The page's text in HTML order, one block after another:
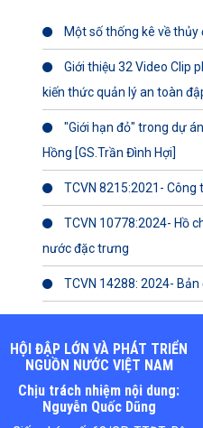
Một số thống kê về
Giới thiệu 32 Video Clip
kiến thức quản lý an toàn
"Giới hạn đỏ" trong dự
Hồng [GS.Trần Đình Hợi]
TCVN 8215:2021-
TCVN 10778:2024- Hồ
nước đặc trưng
TCVN 14288: 2024-
HỘI ĐẬP LỚN VÀ PHÁT TRIỂN
NGUỒN NƯỚC VIỆT NAM
Chịu trách nhiệm nội dung:
Nguyễn Quốc Dũng